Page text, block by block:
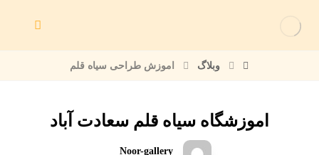
وبلاگ اموزش طراحی سیاه قلم
اموزشگاه سیاه قلم سعادت آباد
Noor-gallery